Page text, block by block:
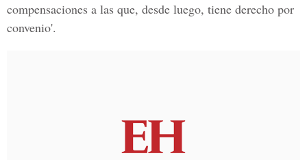
compensaciones a las que, desde luego, tiene derecho por
convenio'.